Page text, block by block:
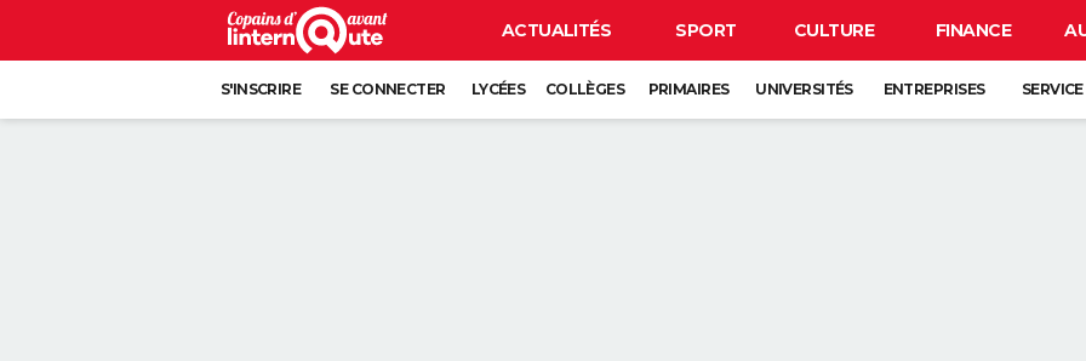
ACTUALITÉS SPORT CULTURE FINANCE
S'INSCRIRE SE CONNECTER LYCÉES COLLÈGES PRIMAIRES UNIVERSITÉS ENTREPRISES